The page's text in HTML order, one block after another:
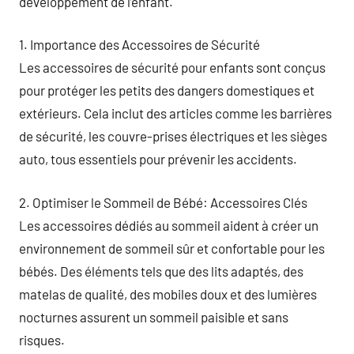
1. Importance des Accessoires de Sécurité
Les accessoires de sécurité pour enfants sont conçus
pour protéger les petits des dangers domestiques et
extérieurs. Cela inclut des articles comme les barrières
de sécurité, les couvre-prises électriques et les sièges
auto, tous essentiels pour prévenir les accidents.
2. Optimiser le Sommeil de Bébé: Accessoires Clés
Les accessoires dédiés au sommeil aident à créer un
environnement de sommeil sûr et confortable pour les
bébés. Des éléments tels que des lits adaptés, des
matelas de qualité, des mobiles doux et des lumières
nocturnes assurent un sommeil paisible et sans
risques.